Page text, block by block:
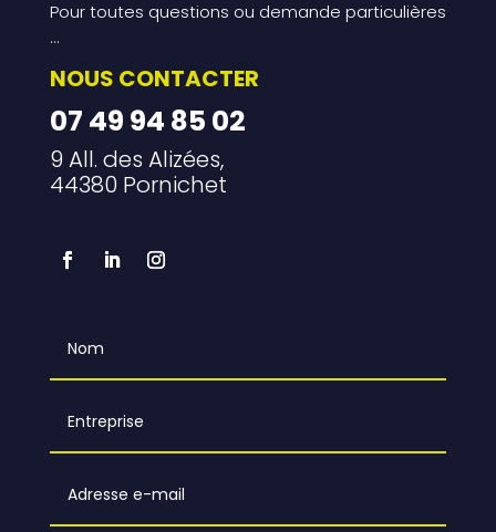
Pour toutes questions ou demande particulières
…
NOUS CONTACTER
07 49 94 85 02
9 All. des Alizées,
44380 Pornichet